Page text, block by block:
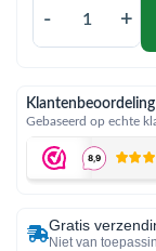
- +
Klantenbeoordeling
Gebaseerd op echte
Gratis
Niet van